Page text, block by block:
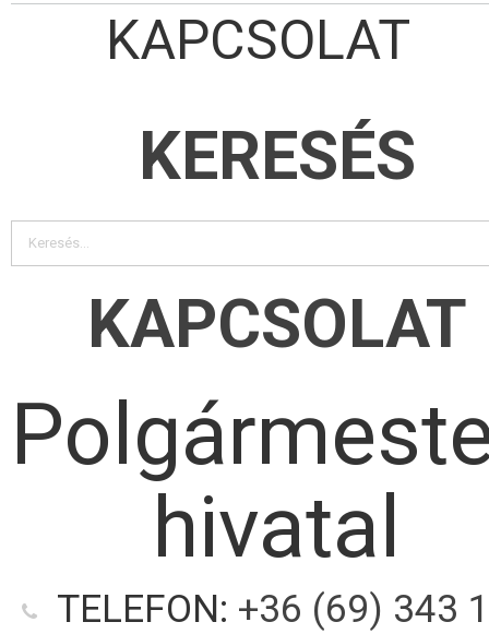
KAPCSOLAT
KERESÉS
KAPCSOLAT
hivatal
TELEFON: +36 (69) 343